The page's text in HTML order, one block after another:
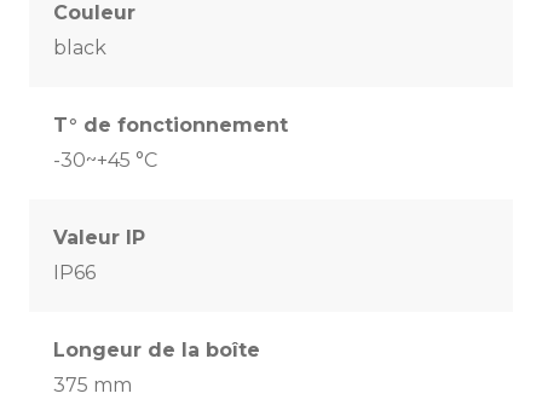
Couleur
black
T° de fonctionnement
-30~+45 °C
Valeur IP
IP66
Longeur de la boîte
375 mm